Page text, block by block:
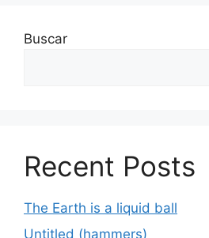
Buscar
Recent Posts
The Earth is a liquid ball
Untitled (hammers)